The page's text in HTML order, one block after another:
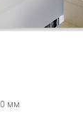
мм